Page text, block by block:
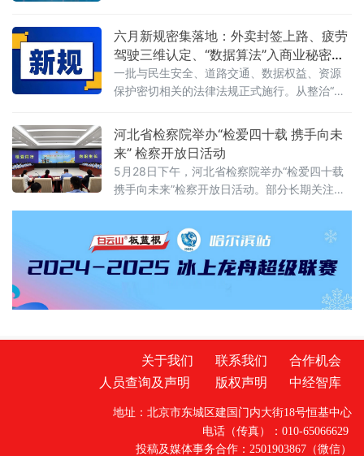
评估机构、12名
全、发展利益，根据《中华人民共和国对外关
系法》、《中华人民共和国对外贸易法》等法
律，制定本规定。第二条&emsp;中华人民共和
国境内（以下简称中国境内）投资者对外投
六月新规密集落地：外卖封签上路、疲劳
驾驶三维认定、“数据算法”入商业秘密保
护范围
一批与民生安全、道路交通、数据权益、资源
保护密切相关的法律法规正式施行。从整治“幽
维判定到“开门杀”责任明确，从商业秘密保护扩
围到城乡供水统筹管理——多项新规聚焦社会
关切，织密权益保障网，守护公众日常生活。
网络餐饮全链条严管：外卖必须“封口”，商家必
须“亮证”《网络餐饮服务经营者落实食品安全主
河北省检察院举办“检爱四十载 携手向未
来” 检察开放日活动
5月28日下午，河北省检察院举办“检爱四十载
携手向未来”检察开放日活动。部分长期关注未
成年人成长的全国人大代表、省人大代表、省
政协委员、人民监督员以及石家庄市第二中学
师生、家长代表等50余人应邀走进省检察院，
直观了解检察工作，共同交流未成年人保护举
措。省检察院党组成员、副检察长任国强参加
开放日活动，并主持座谈交流会。据介绍，近
关于我们 联系我们
合作机会
人员查询及声明
版权声明 中经智库
地址：北京市东城区建国门内大街18号恒基中心
电话（传真）：010-65066629
投稿及媒体事务合作：2501903867（微信）